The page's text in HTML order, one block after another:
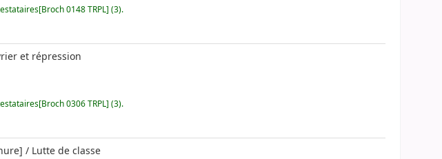
0148 TRPL] (3).
et répression
0306 TRPL] (3).
/ Lutte de classe